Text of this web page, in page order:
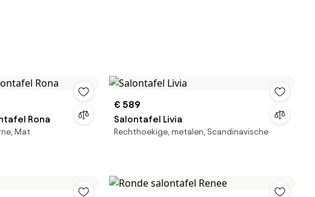
Rona
Mat
€ 589
Salontafel Livia
Rechthoekige, metalen, Scandinavische